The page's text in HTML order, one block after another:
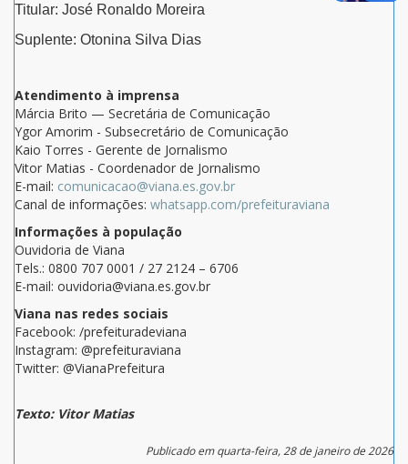
Titular: José Ronaldo Moreira
Suplente: Otonina Silva Dias
Atendimento à imprensa
Márcia Brito — Secretária de Comunicação
Ygor Amorim - Subsecretário de Comunicação
Kaio Torres - Gerente de Jornalismo
Vitor Matias - Coordenador de Jornalismo
E-mail: comunicacao@viana.es.gov.br
Canal de informações: whatsapp.com/prefeituraviana
Informações à população
Ouvidoria de Viana
Tels.: 0800 707 0001 / 27 2124 – 6706
E-mail: ouvidoria@viana.es.gov.br
Viana nas redes sociais
Facebook: /prefeituradeviana
Instagram: @prefeituraviana
Twitter: @VianaPrefeitura
Texto: Vitor Matias
Publicado em quarta-feira, 28 de janeiro de 2026